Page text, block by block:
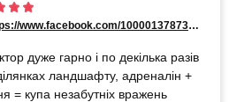
https://www.facebook.com/100001378737816
дуже гарно і по декілька разів
ландшафту, адреналін +
= купа незабутніх вражень